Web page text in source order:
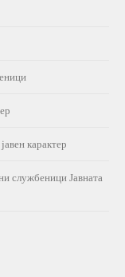
карактер
службеници Јавната